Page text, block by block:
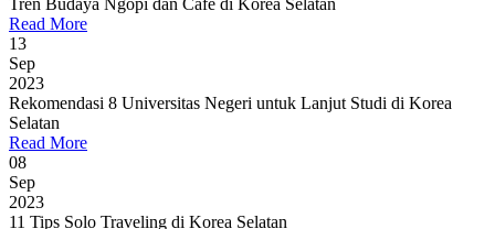
Tren Budaya Ngopi dan Cafe di Korea Selatan
Read More
13
Sep
2023
Rekomendasi 8 Universitas Negeri untuk Lanjut Studi di Korea
Selatan
Read More
08
Sep
2023
11 Tips Solo Traveling di Korea Selatan